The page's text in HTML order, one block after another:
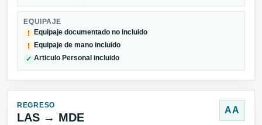
EQUIPAJE
!
Equipaje documentado no incluido
! Equipaje de mano incluido
✓ Articulo Personal incluido
REGRESO
LAS → MDE
AA